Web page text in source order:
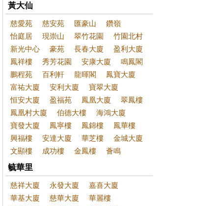
黃大仙
慈愛苑 慈安苑 匯豪山
鑽嶺
怡庭居
現崇山 翠竹花園
竹園北村
新光中心
豪苑 長春大廈
盈利大廈
鳳祥樓
秀芳花園 安康大廈
鳴鳳閣
鵬程苑
百利軒 龍暉閣
鳳寶大廈
富祐大廈
安利大廈
寶翠大廈
恒安大廈
盈福苑 鳳凰大廈
翠鳳樓
鳳凰村大廈
伯德大樓
海鴻大廈
寶發大廈
鳳寧樓 鳳錦樓
鳳華樓
興福樓
安達大廈 華芝樓
金城大廈
文顯樓
成功樓 金鳳樓 薈鳴
毓華里
慈祥大廈 永發大廈
嘉喜大廈
華基大廈
慈華大廈
華麗樓